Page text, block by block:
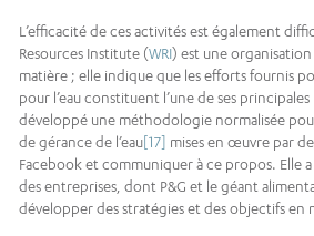
L’efficacité de ces activités est également
Resources Institute (WRI) est une
matière ; elle indique que les efforts fournis
pour l’eau constituent l’une de ses principales
développé une méthodologie normalisée
de gérance de l’eau[17] mises en œuvre par
Facebook et communiquer à ce propos. Elle
des entreprises, dont P&G et le géant
développer des stratégies et des objectifs en